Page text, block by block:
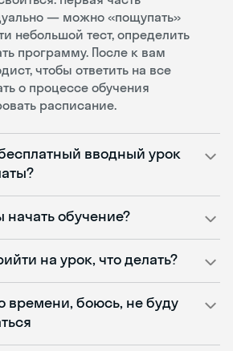
— можно «пощупать»
небольшой тест, определить
программу. После к вам
чтобы ответить на все
о процессе обучения
расписание.
вводный урок
начать обучение?
на урок, что делать?
времени, боюсь, не буду